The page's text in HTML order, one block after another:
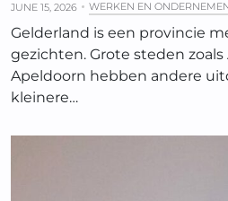
JUNE 15, 2026 WERKEN EN
Gelderland is een provincie
gezichten. Grote steden
Apeldoorn hebben andere
kleinere…